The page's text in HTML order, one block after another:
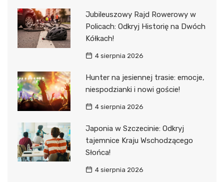
Jubileuszowy Rajd Rowerowy w
Policach: Odkryj Historię na Dwóch
Kółkach!
4 sierpnia 2026
Hunter na jesiennej trasie: emocje,
niespodzianki i nowi goście!
4 sierpnia 2026
Japonia w Szczecinie: Odkryj
tajemnice Kraju Wschodzącego
Słońca!
4 sierpnia 2026